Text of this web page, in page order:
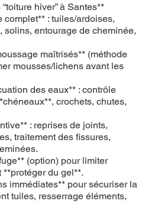
hiver” à Santes**
complet** : tuiles/ardoises,
solins, entourage de cheminée,
maîtrisés** (méthode
mousses/lichens avant les
des eaux** : contrôle
crochets, chutes,
: reprises de joints,
traitement des fissures,
(option) pour limiter
**protéger du gel**.
immédiates** pour sécuriser la
tuiles, resserrage éléments,